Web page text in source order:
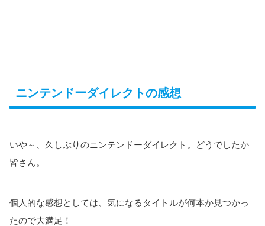
ニンテンドーダイレクトの感想
いや～、久しぶりのニンテンドーダイレクト。どうでしたか
皆さん。
個人的な感想としては、気になるタイトルが何本か見つかっ
たので大満足！